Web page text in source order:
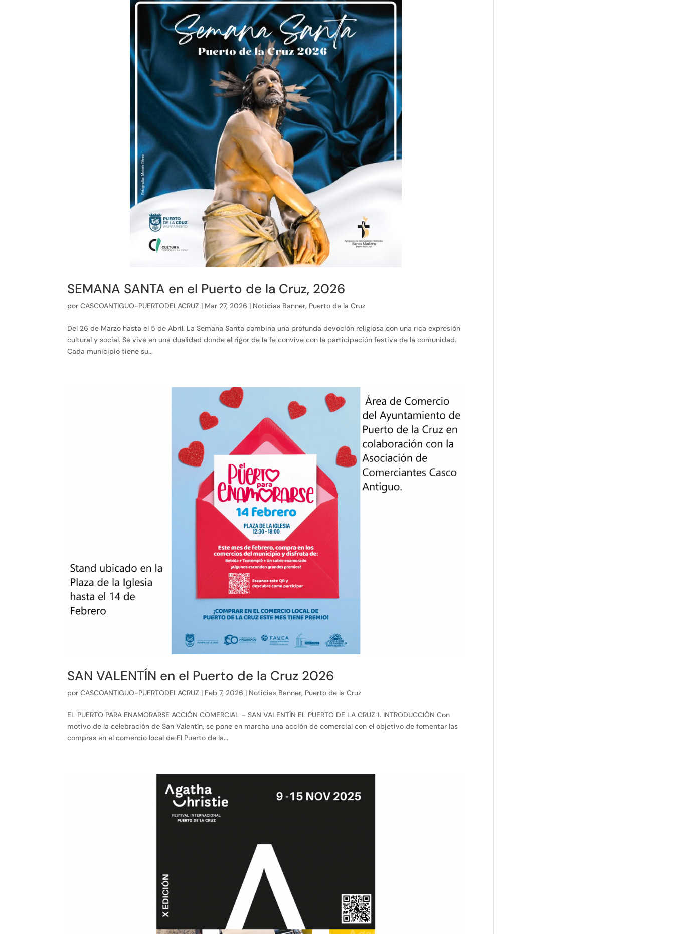
SEMANA SANTA en el Puerto de la Cruz, 2026
porCASCOANTIGUO-PUERTODELACRUZ | Mar 27, 2026 | Noticias Banner, Puerto de la Cruz
Del 26 de Marzo hasta el 5 de Abril. La Semana Santa combina una profunda devoción religiosa con una rica expresión
cultural y social. Se vive en una dualidad donde el rigor de la fe convive con la participación festiva de la comunidad.
Cada municipio tiene su...
SAN VALENTÍN en el Puerto de la Cruz 2026
porCASCOANTIGUO-PUERTODELACRUZ | Feb 7, 2026 | Noticias Banner, Puerto de la Cruz
EL PUERTO PARA ENAMORARSE ACCIÓN COMERCIAL – SAN VALENTÍN EL PUERTO DE LA CRUZ 1. INTRODUCCIÓN Con
motivo de la celebración de San Valentín, se pone en marcha una acción de comercial con el objetivo de fomentar las
compras en el comercio local de El Puerto de la...